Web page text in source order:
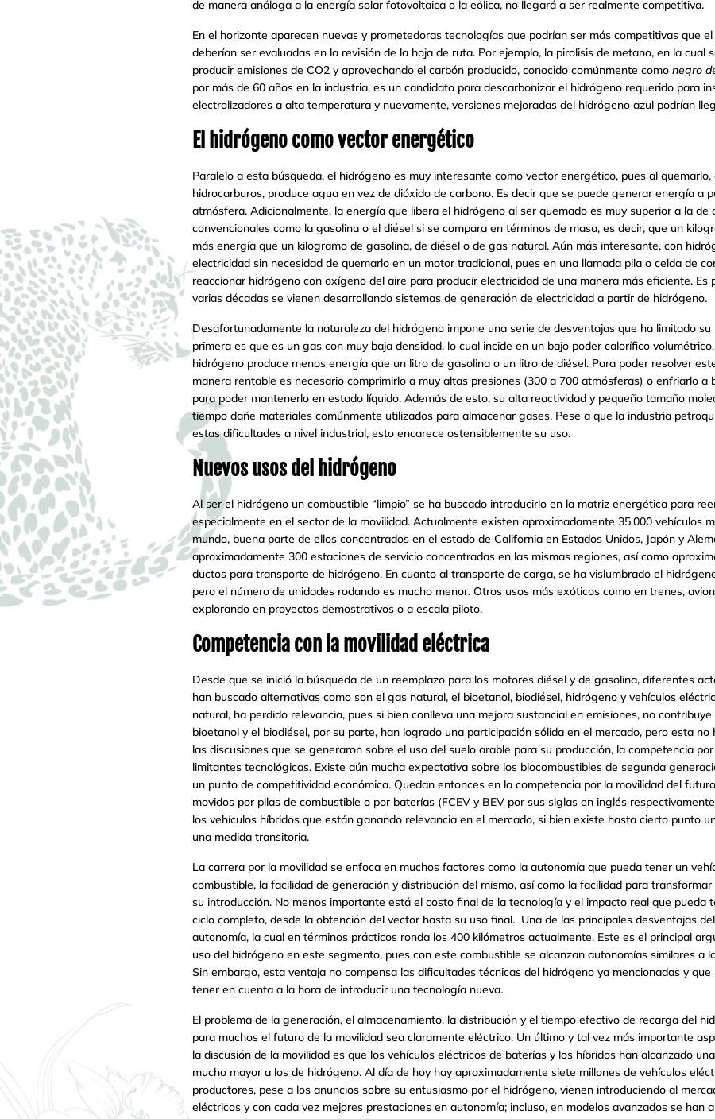
de manera análoga a la energía solar fotovoltaica o la eólica, no llegará a ser realmente competitiva.
En el horizonte aparecen nuevas y prometedoras tecnologías que podrían ser más competitivas que
deberían ser evaluadas en la revisión de la hoja de ruta. Por ejemplo, la pirolisis de metano, en la cual
producir emisiones de CO2 y aprovechando el carbón producido, conocido comúnmente como negro
por más de 60 años en la industria, es un candidato para descarbonizar el hidrógeno requerido para
electrolizadores a alta temperatura y nuevamente, versiones mejoradas del hidrógeno azul podrían
El hidrógeno como vector energético
Paralelo a esta búsqueda, el hidrógeno es muy interesante como vector energético, pues al
hidrocarburos, produce agua en vez de dióxido de carbono. Es decir que se puede generar energía a
atmósfera. Adicionalmente, la energía que libera el hidrógeno al ser quemado es muy superior a la de
convencionales como la gasolina o el diésel si se compara en términos de masa, es decir, que un
más energía que un kilogramo de gasolina, de diésel o de gas natural. Aún más interesante, con
electricidad sin necesidad de quemarlo en un motor tradicional, pues en una llamada pila o celda de
reaccionar hidrógeno con oxígeno del aire para producir electricidad de una manera más eficiente. Es
varias décadas se vienen desarrollando sistemas de generación de electricidad a partir de hidrógeno.
Desafortunadamente la naturaleza del hidrógeno impone una serie de desventajas que ha limitado
primera es que es un gas con muy baja densidad, lo cual incide en un bajo poder calorífico
hidrógeno produce menos energía que un litro de gasolina o un litro de diésel. Para poder resolver
manera rentable es necesario comprimirlo a muy altas presiones (300 a 700 atmósferas) o enfriarlo a
para poder mantenerlo en estado líquido. Además de esto, su alta reactividad y pequeño tamaño
tiempo dañe materiales comúnmente utilizados para almacenar gases. Pese a que la industria
estas dificultades a nivel industrial, esto encarece ostensiblemente su uso.
Nuevos usos del hidrógeno
Al ser el hidrógeno un combustible “limpio” se ha buscado introducirlo en la matriz energética para
especialmente en el sector de la movilidad. Actualmente existen aproximadamente 35.000 vehículos
mundo, buena parte de ellos concentrados en el estado de California en Estados Unidos, Japón y
aproximadamente 300 estaciones de servicio concentradas en las mismas regiones, así como
ductos para transporte de hidrógeno. En cuanto al transporte de carga, se ha vislumbrado el
pero el número de unidades rodando es mucho menor. Otros usos más exóticos como en trenes,
explorando en proyectos demostrativos o a escala piloto.
Competencia con la movilidad eléctrica
Desde que se inició la búsqueda de un reemplazo para los motores diésel y de gasolina, diferentes
han buscado alternativas como son el gas natural, el bioetanol, biodiésel, hidrógeno y vehículos
natural, ha perdido relevancia, pues si bien conlleva una mejora sustancial en emisiones, no
bioetanol y el biodiésel, por su parte, han logrado una participación sólida en el mercado, pero esta
las discusiones que se generaron sobre el uso del suelo arable para su producción, la competencia
limitantes tecnológicas. Existe aún mucha expectativa sobre los biocombustibles de segunda
un punto de competitividad económica. Quedan entonces en la competencia por la movilidad del
movidos por pilas de combustible o por baterías (FCEV y BEV por sus siglas en inglés
los vehículos híbridos que están ganando relevancia en el mercado, si bien existe hasta cierto punto
una medida transitoria.
La carrera por la movilidad se enfoca en muchos factores como la autonomía que pueda tener un
combustible, la facilidad de generación y distribución del mismo, así como la facilidad para
su introducción. No menos importante está el costo final de la tecnología y el impacto real que pueda
ciclo completo, desde la obtención del vector hasta su uso final. Una de las principales desventajas
autonomía, la cual en términos prácticos ronda los 400 kilómetros actualmente. Este es el principal
uso del hidrógeno en este segmento, pues con este combustible se alcanzan autonomías similares a
Sin embargo, esta ventaja no compensa las dificultades técnicas del hidrógeno ya mencionadas y
tener en cuenta a la hora de introducir una tecnología nueva.
El problema de la generación, el almacenamiento, la distribución y el tiempo efectivo de recarga del
para muchos el futuro de la movilidad sea claramente eléctrico. Un último y tal vez más importante
la discusión de la movilidad es que los vehículos eléctricos de baterías y los híbridos han alcanzado
mucho mayor a los de hidrógeno. Al día de hoy hay aproximadamente siete millones de vehículos
productores, pese a los anuncios sobre su entusiasmo por el hidrógeno, vienen introduciendo al
eléctricos y con cada vez mejores prestaciones en autonomía; incluso, en modelos avanzados se han